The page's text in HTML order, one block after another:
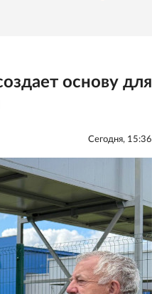
основу для
Сегодня, 15:36